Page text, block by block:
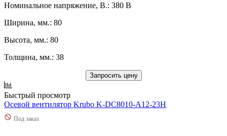
Номинальное напряжение, В.: 380 В
Ширина, мм.: 80
Высота, мм.: 80
Толщина, мм.: 38
Запросить цену
Быстрый просмотр
Осевой вентилятор Krubo K-DC8010-A12-23H
Под заказ